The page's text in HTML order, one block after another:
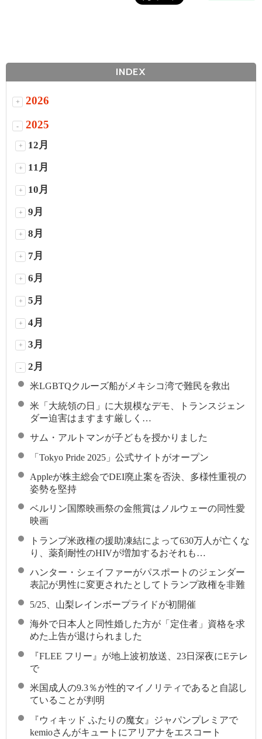
INDEX
+ 2026
- 2025
+ 12月
+ 11月
+ 10月
+ 9月
+ 8月
+ 7月
+ 6月
+ 5月
+ 4月
+ 3月
- 2月
米LGBTQクルーズ船がメキシコ湾で難民を救出
米「大統領の日」に大規模なデモ、トランスジェン
ダー迫害はますます厳しく…
サム・アルトマンが子どもを授かりました
「Tokyo Pride 2025」公式サイトがオープン
Appleが株主総会でDEI廃止案を否決、多様性重視の
姿勢を堅持
ベルリン国際映画祭の金熊賞はノルウェーの同性愛
映画
トランプ米政権の援助凍結によって630万人が亡くな
り、薬剤耐性のHIVが増加するおそれも…
ハンター・シェイファーがパスポートのジェンダー
表記が男性に変更されたとしてトランプ政権を非難
5/25、山梨レインボープライドが初開催
海外で日本人と同性婚した方が「定住者」資格を求
めた上告が退けられました
『FLEE フリー』が地上波初放送、23日深夜にEテレ
で
米国成人の9.3％が性的マイノリティであると自認し
ていることが判明
『ウィキッド ふたりの魔女』ジャパンプレミアで
kemioさんがキュートにアリアナをエスコート